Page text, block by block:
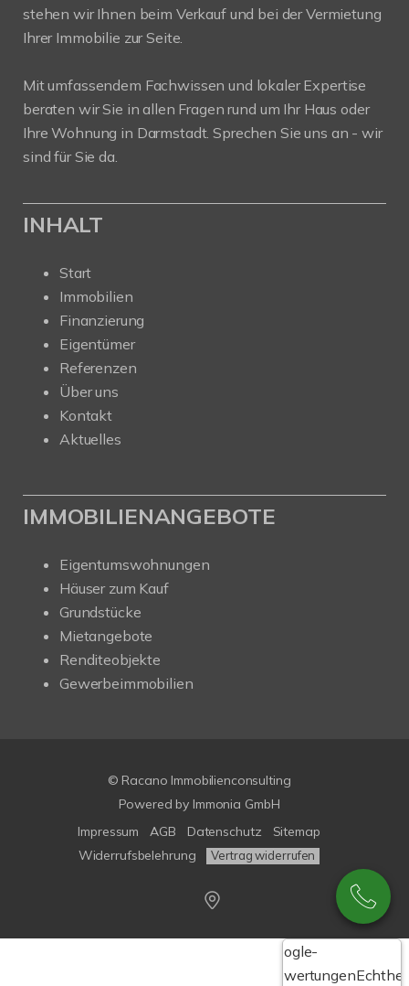
stehen wir Ihnen beim Verkauf und bei der Vermietung
Ihrer Immobilie zur Seite.
Mit umfassendem Fachwissen und lokaler Expertise
beraten wir Sie in allen Fragen rund um Ihr Haus oder
Ihre Wohnung in Darmstadt. Sprechen Sie uns an - wir
sind für Sie da.
INHALT
Start
Immobilien
Finanzierung
Eigentümer
Referenzen
Über uns
Kontakt
Aktuelles
IMMOBILIENANGEBOTE
Eigentumswohnungen
Häuser zum Kauf
Grundstücke
Mietangebote
Renditeobjekte
Gewerbeimmobilien
© Racano Immobilienconsulting
Powered by Immonia GmbH
Impressum
AGB Datenschutz
Sitemap
Widerrufsbelehrung
Vertrag widerrufen
Google-
Bewertungen